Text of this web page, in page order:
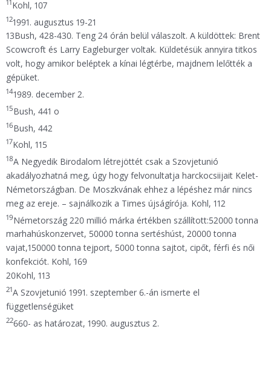
11Kohl, 107
121991. augusztus 19-21
13Bush, 428-430. Teng 24 órán belül válaszolt. A küldöttek: Brent
Scowcroft és Larry Eagleburger voltak. Küldetésük annyira titkos
volt, hogy amikor beléptek a kínai légtérbe, majdnem lelőtték a
gépüket.
141989. december 2.
15Bush, 441 o
16Bush, 442
17Kohl, 115
18A Negyedik Birodalom létrejöttét csak a Szovjetunió
akadályozhatná meg, úgy hogy felvonultatja harckocsiijait Kelet-
Németországban. De Moszkvának ehhez a lépéshez már nincs
meg az ereje. – sajnálkozik a Times újságírója. Kohl, 112
19Németország 220 millió márka értékben szállított:52000 tonna
marhahúskonzervet, 50000 tonna sertéshúst, 20000 tonna
vajat,150000 tonna tejport, 5000 tonna sajtot, cipőt, férfi és női
konfekciót. Kohl, 169
20Kohl, 113
21A Szovjetunió 1991. szeptember 6.-án ismerte el
függetlenségüket
22660- as határozat, 1990. augusztus 2.